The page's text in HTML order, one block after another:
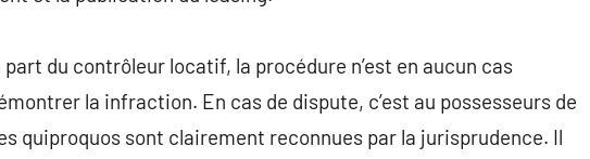
du contrôleur locatif, la procédure n’est en aucun cas
la infraction. En cas de dispute, c’est au possesseurs de
quiproquos sont clairement reconnues par la jurisprudence. Il